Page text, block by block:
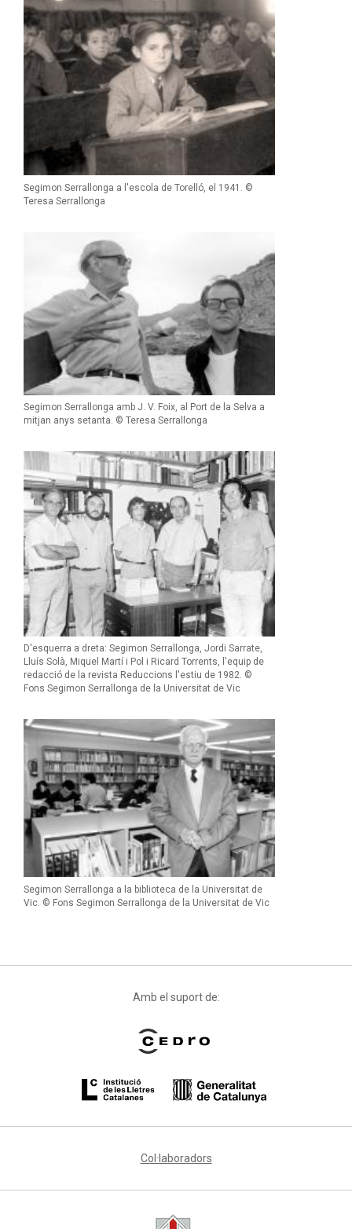
Segimon Serrallonga a l'escola de Torelló, el 1941. ©
Teresa Serrallonga
Segimon Serrallonga amb J. V. Foix, al Port de la Selva a
mitjan anys setanta. © Teresa Serrallonga
D'esquerra a dreta: Segimon Serrallonga, Jordi Sarrate,
Lluís Solà, Miquel Martí i Pol i Ricard Torrents, l'equip de
redacció de la revista Reduccions l'estiu de 1982. ©
Fons Segimon Serrallonga de la Universitat de Vic
Segimon Serrallonga a la biblioteca de la Universitat de
Vic. © Fons Segimon Serrallonga de la Universitat de Vic
Amb el suport de:
Col·laboradors